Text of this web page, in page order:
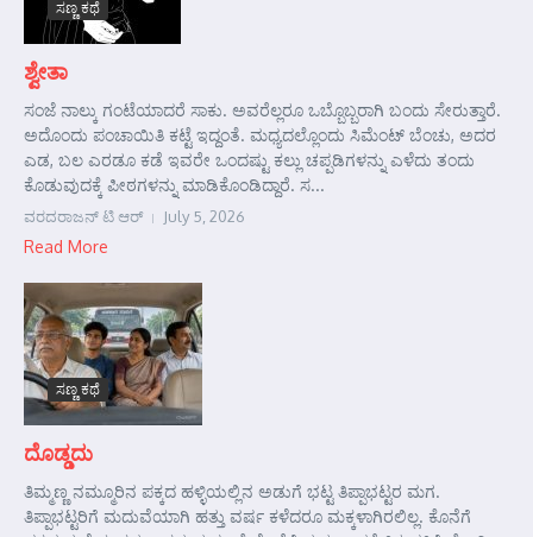
ಸಣ್ಣ ಕಥೆ
ಶ್ವೇತಾ
ಸಂಜೆ ನಾಲ್ಕು ಗಂಟೆಯಾದರೆ ಸಾಕು. ಅವರೆಲ್ಲರೂ ಒಬ್ಬೊಬ್ಬರಾಗಿ ಬಂದು ಸೇರುತ್ತಾರೆ.
ಅದೊಂದು ಪಂಚಾಯಿತಿ ಕಟ್ಟೆ ಇದ್ದಂತೆ. ಮಧ್ಯದಲ್ಲೊಂದು ಸಿಮೆಂಟ್ ಬೆಂಚು, ಅದರ
ಎಡ, ಬಲ ಎರಡೂ ಕಡೆ ಇವರೇ ಒಂದಷ್ಟು ಕಲ್ಲು ಚಪ್ಪಡಿಗಳನ್ನು ಎಳೆದು ತಂದು
ಕೊಡುವುದಕ್ಕೆ ಪೀಠಗಳನ್ನು ಮಾಡಿಕೊಂಡಿದ್ದಾರೆ. ಸ...
ವರದರಾಜನ್ ಟಿ ಆರ್ July 5, 2026
Read More
ಸಣ್ಣ ಕಥೆ
ದೊಡ್ಡದು
ತಿಮ್ಮಣ್ಣ ನಮ್ಮೂರಿನ ಪಕ್ಕದ ಹಳ್ಳಿಯಲ್ಲಿನ ಅಡುಗೆ ಭಟ್ಟ ತಿಪ್ಪಾಭಟ್ಟರ ಮಗ.
ತಿಪ್ಪಾಭಟ್ಟರಿಗೆ ಮದುವೆಯಾಗಿ ಹತ್ತು ವರ್ಷ ಕಳೆದರೂ ಮಕ್ಕಳಾಗಿರಲಿಲ್ಲ. ಕೊನೆಗೆ